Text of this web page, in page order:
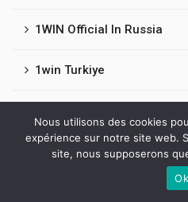
1WIN Official In Russia
1win Turkiye
1win-apostas-brasil.com
Nous utilisons des cookies
expérience sur notre site web.
site, nous supposerons
Ok